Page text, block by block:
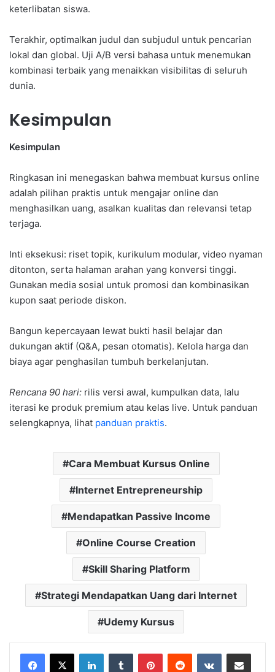
keterlibatan siswa.
Terakhir, optimalkan judul dan subjudul untuk pencarian
lokal dan global. Uji A/B versi bahasa untuk menemukan
kombinasi terbaik yang menaikkan visibilitas di seluruh
dunia.
Kesimpulan
Kesimpulan
Ringkasan ini menegaskan bahwa membuat kursus online
adalah pilihan praktis untuk mengajar online dan
menghasilkan uang, asalkan kualitas dan relevansi tetap
terjaga.
Inti eksekusi: riset topik, kurikulum modular, video nyaman
ditonton, serta halaman arahan yang konversi tinggi.
Gunakan media sosial untuk promosi dan kombinasikan
kupon saat periode diskon.
Bangun kepercayaan lewat bukti hasil belajar dan
dukungan aktif (Q&A, pesan otomatis). Kelola harga dan
biaya agar penghasilan tumbuh berkelanjutan.
Rencana 90 hari: rilis versi awal, kumpulkan data, lalu
iterasi ke produk premium atau kelas live. Untuk panduan
selengkapnya, lihat panduan praktis.
Cara Membuat Kursus Online
Internet Entrepreneurship
Mendapatkan Passive Income
Online Course Creation
Skill Sharing Platform
Strategi Mendapatkan Uang dari Internet
Udemy Kursus
LinkedInTumblr PinterestReddit VKontakteShare via Email